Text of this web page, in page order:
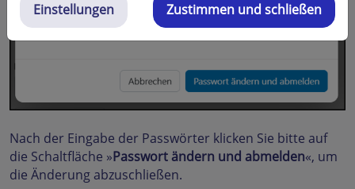
Nach der Eingabe der Passwörter klicken Sie bitte auf
die Schaltfläche »Passwort ändern und abmelden«, um
die Änderung abzuschließen.
Einstellungen Zustimmen und schließen